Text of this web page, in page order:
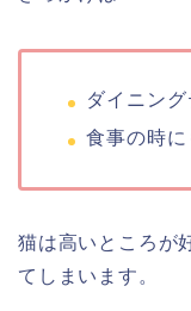
ダイニン
食事の時
猫は高いところが
てしまいます。